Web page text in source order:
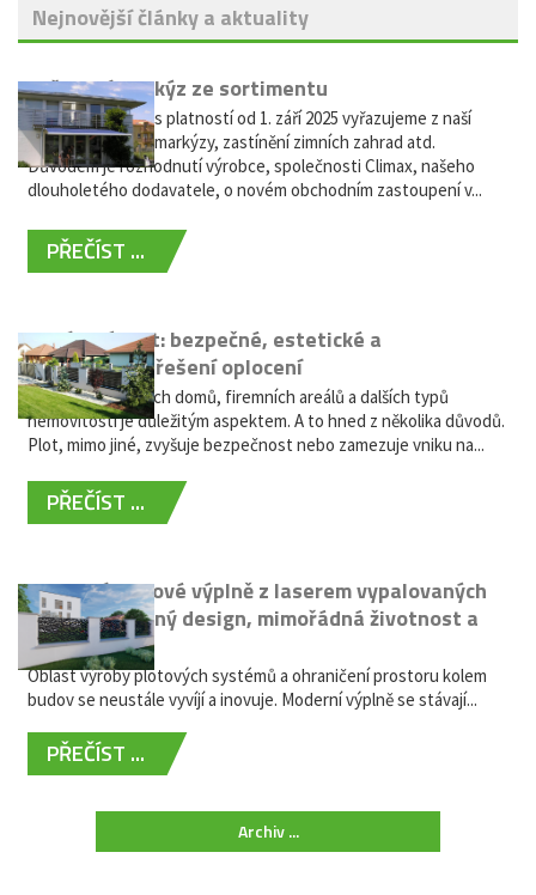
Nejnovější články a aktuality
Vyřazení markýz ze sortimentu
Vážení zákazníci, s platností od 1. září 2025 vyřazujeme z naší
nabídky výsuvné markýzy, zastínění zimních zahrad atd.
Důvodem je rozhodnutí výrobce, společnosti Climax, našeho
dlouholetého dodavatele, o novém obchodním zastoupení v...
PŘEČÍST ...
Hliníkový plot: bezpečné, estetické a
bezúdržbové řešení oplocení
Oplocení rodinných domů, firemních areálů a dalších typů
nemovitostí je důležitým aspektem. A to hned z několika důvodů.
Plot, mimo jiné, zvyšuje bezpečnost nebo zamezuje vniku na...
PŘEČÍST ...
Moderní plotové výplně z laserem vypalovaných
kovů: výjimečný design, mimořádná životnost a
žádná údržba
Oblast výroby plotových systémů a ohraničení prostoru kolem
budov se neustále vyvíjí a inovuje. Moderní výplně se stávají...
PŘEČÍST ...
Archiv ...